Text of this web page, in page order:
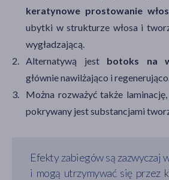
keratynowe prostowanie
ubytki w strukturze włosa i
wygładzającą.
Alternatywą jest botoks na
głównie nawilżająco i regenerująco.
Można rozważyć także
pokrywany jest substancjami
Efekty zabiegów są zazwyczaj
i mogą utrzymywać się przez